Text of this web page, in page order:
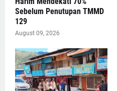
Sebelum Penutupan TMMD
129
August 09, 2026